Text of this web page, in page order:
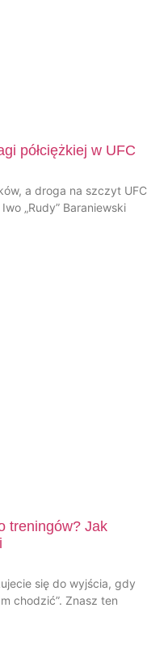
półciężkiej w UFC
a droga na szczyt UFC
„Rudy” Baraniewski
treningów? Jak
się do wyjścia, gdy
chodzić”. Znasz ten